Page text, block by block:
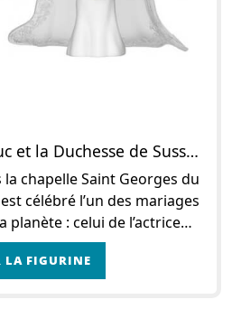
Figurine POP Le Duc et la Duchesse de Sussex
la chapelle Saint Georges du
célébré l’un des mariages
planète : celui de l’actrice
Markle et du Prince H
LA FIGURINE